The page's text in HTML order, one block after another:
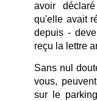
avoir
qu'elle avait
depuis -
reçu la lettre
Sans nul
vous,
sur le